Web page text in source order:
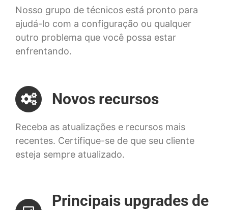
Nosso grupo de técnicos está pronto para
ajudá-lo com a configuração ou qualquer
outro problema que você possa estar
enfrentando.
Novos recursos
Receba as atualizações e recursos mais
recentes. Certifique-se de que seu cliente
esteja sempre atualizado.
Principais upgrades de